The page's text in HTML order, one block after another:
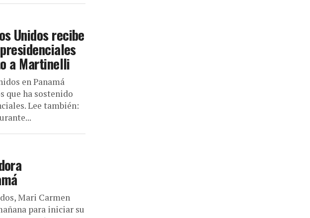
Unidos recibe
a Martinelli
en Panamá
que ha sostenido
Lee también:
Mari Carmen
para iniciar su